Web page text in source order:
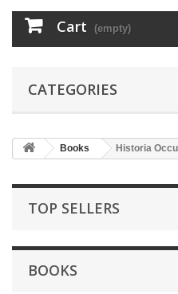
Cart (empty)
CATEGORIES
Books Historia
TOP SELLERS
BOOKS